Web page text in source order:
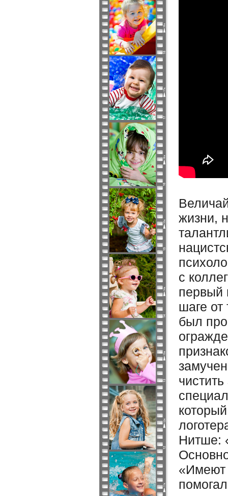
жизни,
с
первый
шаге от
был
Нитше:
«Имеют